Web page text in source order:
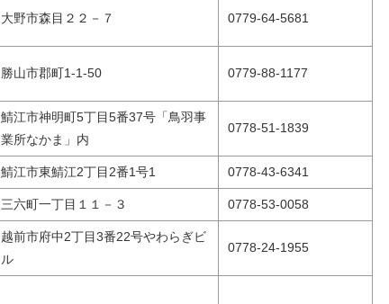
大野市森目２２－７ 0779-64-5681
勝山市郡町1-1-50 0779-88-1177
鯖江市神明町5丁目5番37号「鳥羽事
業所なかま」内
0778-51-1839
鯖江市東鯖江2丁目2番1号1 0778-43-6341
三六町一丁目１１－３ 0778-53-0058
越前市府中2丁目3番22号やわらぎビ
ル
0778-24-1955